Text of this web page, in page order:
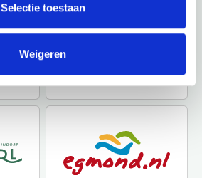
Selectie toestaan
Weigeren